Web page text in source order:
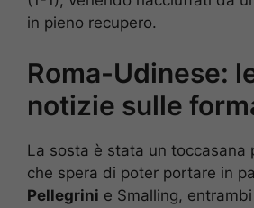
in pieno recupero.
Roma-Udinese:
notizie sulle
La sosta è stata un toccasana
che spera di poter portare in
Pellegrini e Smalling,